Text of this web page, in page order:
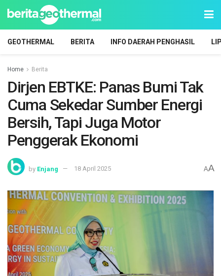
GEOTHERMAL BERITA INFO DAERAH PENGHASIL
Home Berita
Dirjen EBTKE: Panas Bumi Tak
Cuma Sekedar Sumber Energi
Bersih, Tapi Juga Motor
Penggerak Ekonomi
by Enjang 18 April 2025 AA